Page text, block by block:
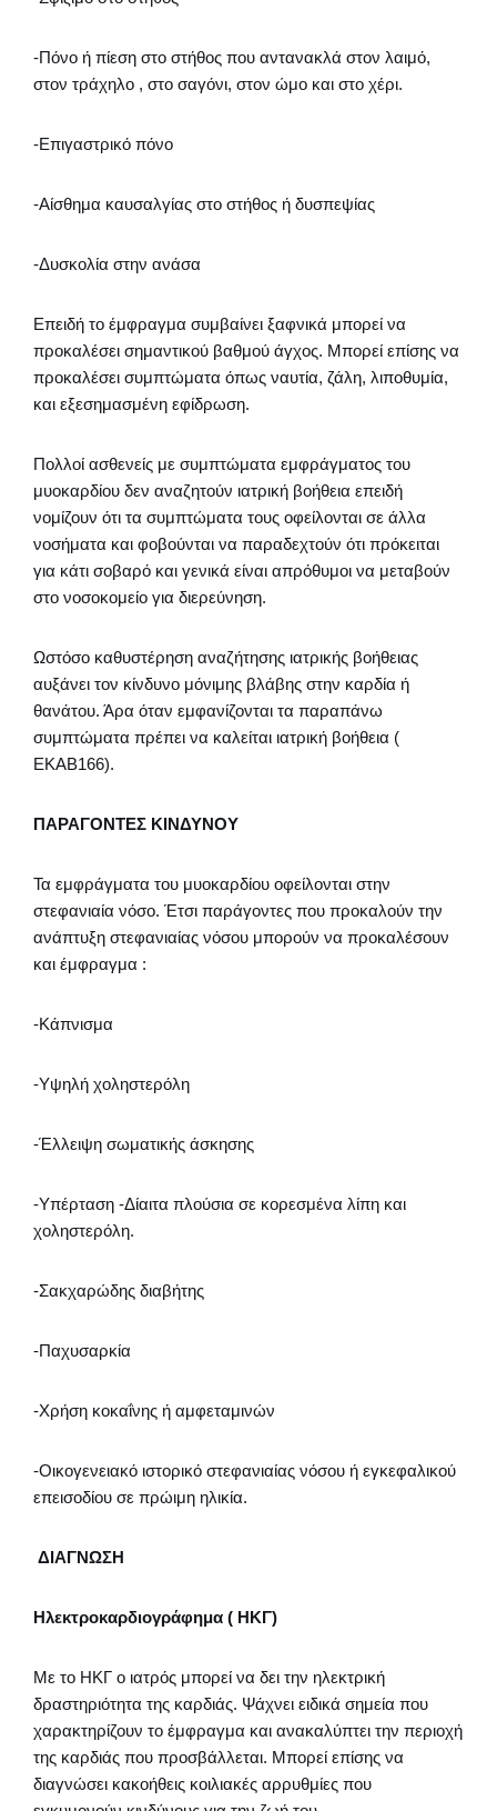
-Πόνο ή πίεση στο στήθος που αντανακλά στον λαιμό,
στον τράχηλο , στο σαγόνι, στον ώμο και στο χέρι.
-Επιγαστρικό πόνο
-Αίσθημα καυσαλγίας στο στήθος ή δυσπεψίας
-Δυσκολία στην ανάσα
Επειδή το έμφραγμα συμβαίνει ξαφνικά μπορεί να
προκαλέσει σημαντικού βαθμού άγχος. Μπορεί επίσης να
προκαλέσει συμπτώματα όπως ναυτία, ζάλη, λιποθυμία,
και εξεσημασμένη εφίδρωση.
Πολλοί ασθενείς με συμπτώματα εμφράγματος του
μυοκαρδίου δεν αναζητούν ιατρική βοήθεια επειδή
νομίζουν ότι τα συμπτώματα τους οφείλονται σε άλλα
νοσήματα και φοβούνται να παραδεχτούν ότι πρόκειται
για κάτι σοβαρό και γενικά είναι απρόθυμοι να μεταβούν
στο νοσοκομείο για διερεύνηση.
Ωστόσο καθυστέρηση αναζήτησης ιατρικής βοήθειας
αυξάνει τον κίνδυνο μόνιμης βλάβης στην καρδία ή
θανάτου. Άρα όταν εμφανίζονται τα παραπάνω
συμπτώματα πρέπει να καλείται ιατρική βοήθεια (
ΕΚΑΒ166).
ΠΑΡΑΓΟΝΤΕΣ ΚΙΝΔΥΝΟΥ
Τα εμφράγματα του μυοκαρδίου οφείλονται στην
στεφανιαία νόσο. Έτσι παράγοντες που προκαλούν την
ανάπτυξη στεφανιαίας νόσου μπορούν να προκαλέσουν
και έμφραγμα :
-Κάπνισμα
-Υψηλή χοληστερόλη
-Έλλειψη σωματικής άσκησης
-Υπέρταση -Δίαιτα πλούσια σε κορεσμένα λίπη και
χοληστερόλη.
-Σακχαρώδης διαβήτης
-Παχυσαρκία
-Χρήση κοκαΐνης ή αμφεταμινών
-Οικογενειακό ιστορικό στεφανιαίας νόσου ή εγκεφαλικού
επεισοδίου σε πρώιμη ηλικία.
ΔΙΑΓΝΩΣΗ
Ηλεκτροκαρδιογράφημα ( ΗΚΓ)
Με το ΗΚΓ ο ιατρός μπορεί να δει την ηλεκτρική
δραστηριότητα της καρδιάς. Ψάχνει ειδικά σημεία που
χαρακτηρίζουν το έμφραγμα και ανακαλύπτει την περιοχή
της καρδιάς που προσβάλλεται. Μπορεί επίσης να
διαγνώσει κακοήθεις κοιλιακές αρρυθμίες που